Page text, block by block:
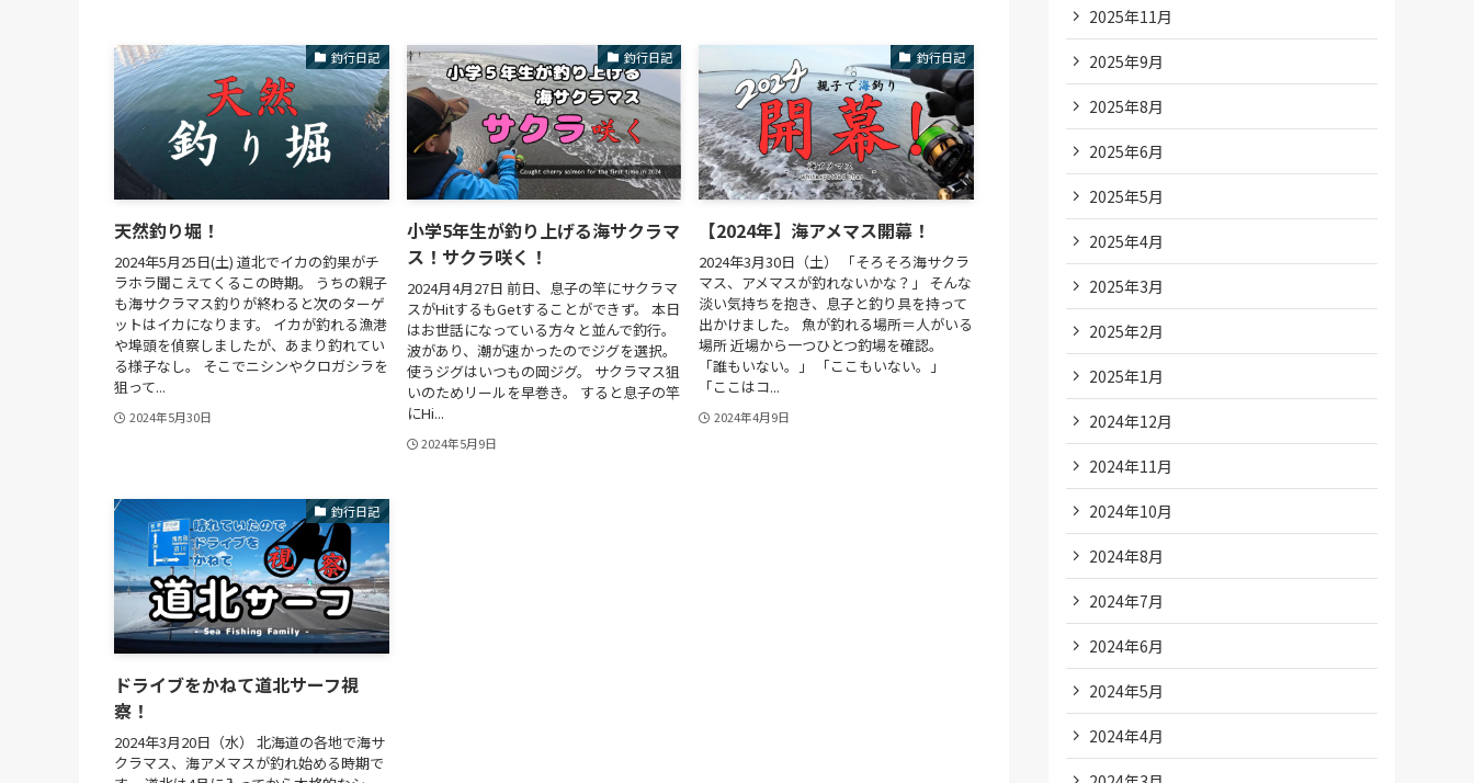
釣行日記
天然釣り堀！
2024年5月25日(土) 道北でイカの釣果がチ
ラホラ聞こえてくるこの時期。 うちの親子
も海サクラマス釣りが終わると次のターゲ
ットはイカになります。 イカが釣れる漁港
や埠頭を偵察しましたが、あまり釣れてい
る様子なし。 そこでニシンやクロガシラを
狙って...
2024年5月30日
釣行日記
小学5年生が釣り上げる海サクラマ
ス！サクラ咲く！
2024月4月27日 前日、息子の竿にサクラマ
スがHitするもGetすることができず。 本日
はお世話になっている方々と並んで釣行。
波があり、潮が速かったのでジグを選択。
使うジグはいつもの岡ジグ。 サクラマス狙
いのためリールを早巻き。 すると息子の竿
にHi...
2024年5月9日
釣行日記
【2024年】海アメマス開幕！
2024年3月30日（土） 「そろそろ海サクラ
マス、アメマスが釣れないかな？」 そんな
淡い気持ちを抱き、息子と釣り具を持って
出かけました。 魚が釣れる場所＝人がいる
場所 近場から一つひとつ釣場を確認。
「誰もいない。」 「ここもいない。」
「ここはコ...
2024年4月9日
釣行日記
ドライブをかねて道北サーフ視
察！
2024年3月20日（水） 北海道の各地で海サ
クラマス、海アメマスが釣れ始める時期で
2025年11月
2025年9月
2025年8月
2025年6月
2025年5月
2025年4月
2025年3月
2025年2月
2025年1月
2024年12月
2024年11月
2024年10月
2024年8月
2024年7月
2024年6月
2024年5月
2024年4月